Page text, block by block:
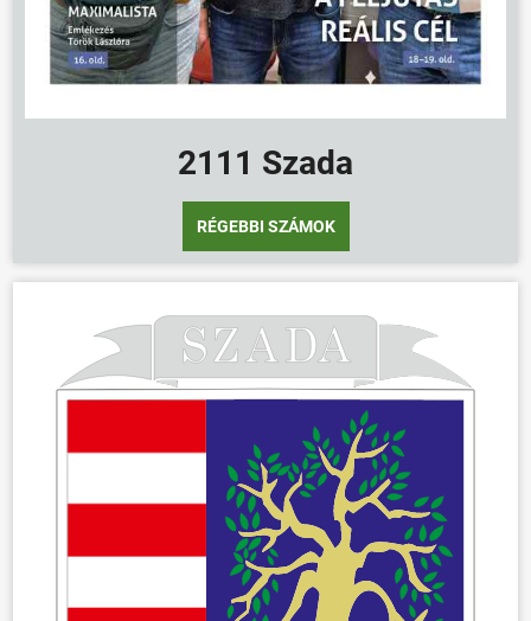
ÖNKORMÁNYZAT
ÜGYINTÉZÉS
KÖZÖSSÉG
HÍREK
VÁLASZTÁSOK
2111 Szada
RÉGEBBI SZÁMOK